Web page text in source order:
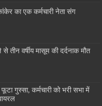
का एक कर्मचारी नेता संग
वर्षीय मासूम की दर्दनाक मौत
गुस्सा, कर्मचारी को भरी सभा में